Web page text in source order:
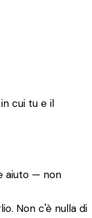
cui tu e il
aiuto — non
Non c'è nulla di